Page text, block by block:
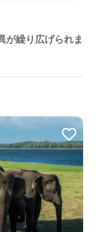
が繰り広げられま